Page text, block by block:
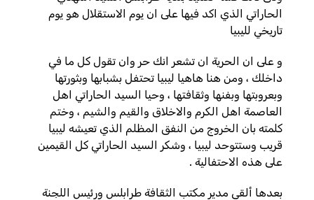
الحاراتي الذي اكد فيها على ان يوم الاستقلال هو يوم
تاريخي لليبيا
و على ان الحرية ان تشعر انك حر وان تقول كل ما في
داخلك ، ومن هنا هاهيا ليبيا تحتفل بشبابها وبثورتها
وبعروبتها وبفنها وثقافتها ، وحيا السيد الحاراتي اهل
العاصمة اهل الكرم والاخلاق والقيم والشيم ، وختم
كلمته بان الخروج من النفق المظلم الذي تعيشه ليبيا
قريب وستتوحد ليبيا ، وشكر السيد الحاراتي كل القيمين
على هذه الاحتفالية .
بعدها ألقى مدير مكتب الثقافة طرابلس ورئيس اللجنة